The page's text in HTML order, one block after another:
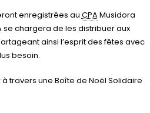
enregistrées au CPAMusidora
se chargera de les distribuer aux
ainsi l’esprit des fêtes avec
besoin.
travers une Boîte de Noël Solidaire